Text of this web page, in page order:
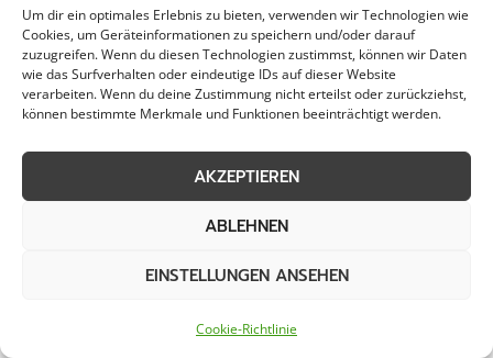
Um dir ein optimales Erlebnis zu bieten, verwenden wir Technologien wie
Cookies, um Geräteinformationen zu speichern und/oder darauf
zuzugreifen. Wenn du diesen Technologien zustimmst, können wir Daten
wie das Surfverhalten oder eindeutige IDs auf dieser Website
verarbeiten. Wenn du deine Zustimmung nicht erteilst oder zurückziehst,
können bestimmte Merkmale und Funktionen beeinträchtigt werden.
AKZEPTIEREN
ABLEHNEN
EINSTELLUNGEN ANSEHEN
Cookie-Richtlinie
Unterstützung. Bei akuten Problemen wie
Rohrbrüchen, Stromausfällen oder anderen
Notfällen ist es beruhigend zu wissen, dass
kompetente Hilfe nur einen Anruf entfernt ist.
Personal sorgen dafür, dass akute Probleme
zügig behoben werden, um größere Schäden
Notfallservice schnell vor Ort sein und die